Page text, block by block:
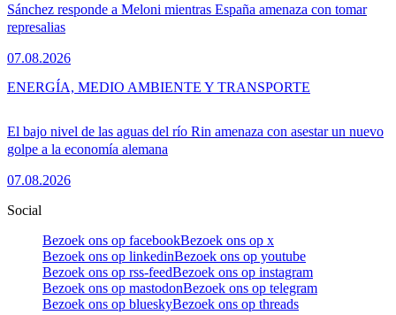
Sánchez responde a Meloni mientras España amenaza con tomar
represalias
07.08.2026
El bajo nivel de las aguas del río Rin amenaza con asestar un nuevo
golpe a la economía alemana
07.08.2026
ENERGÍA, MEDIO AMBIENTE Y TRANSPORTE
Social
Bezoek ons op facebookBezoek ons op x
Bezoek ons op linkedinBezoek ons op youtube
Bezoek ons op rss-feedBezoek ons op instagram
Bezoek ons op mastodonBezoek ons op telegram
Bezoek ons op blueskyBezoek ons op threads